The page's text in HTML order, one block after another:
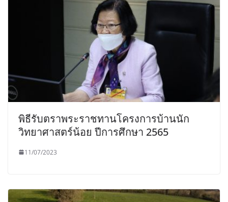
พิธีรับตราพระราชทานโครงการบ้านนัก
วิทยาศาสตร์น้อย ปีการศึกษา 2565
11/07/2023